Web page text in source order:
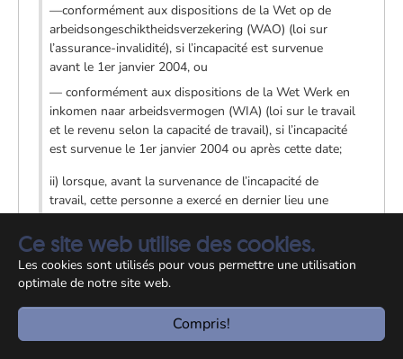
Ce site web utilise des cookies.
Les cookies sont utilisés pour vous permettre une utilisation
optimale de notre site web.
Compris!
—conformément aux dispositions de la Wet op de
arbeidsongeschiktheidsverzekering (WAO) (loi sur
l’assurance-invalidité), si l’incapacité est survenue
avant le 1er janvier 2004, ou
— conformément aux dispositions de la Wet Werk en
inkomen naar arbeidsvermogen (WIA) (loi sur le travail
et le revenu selon la capacité de travail), si l’incapacité
est survenue le 1er janvier 2004 ou après cette date;
ii) lorsque, avant la survenance de l’incapacité de
travail, cette personne a exercé en dernier lieu une
activité en qualité de travailleur non salarié au sens de
l’article 1er, point b), du présent règlement,
conformément aux dispositions de la Wet
arbeidsongeschiktheidsverzekering zelfstandigen
survenue avant le 1er août 2004.